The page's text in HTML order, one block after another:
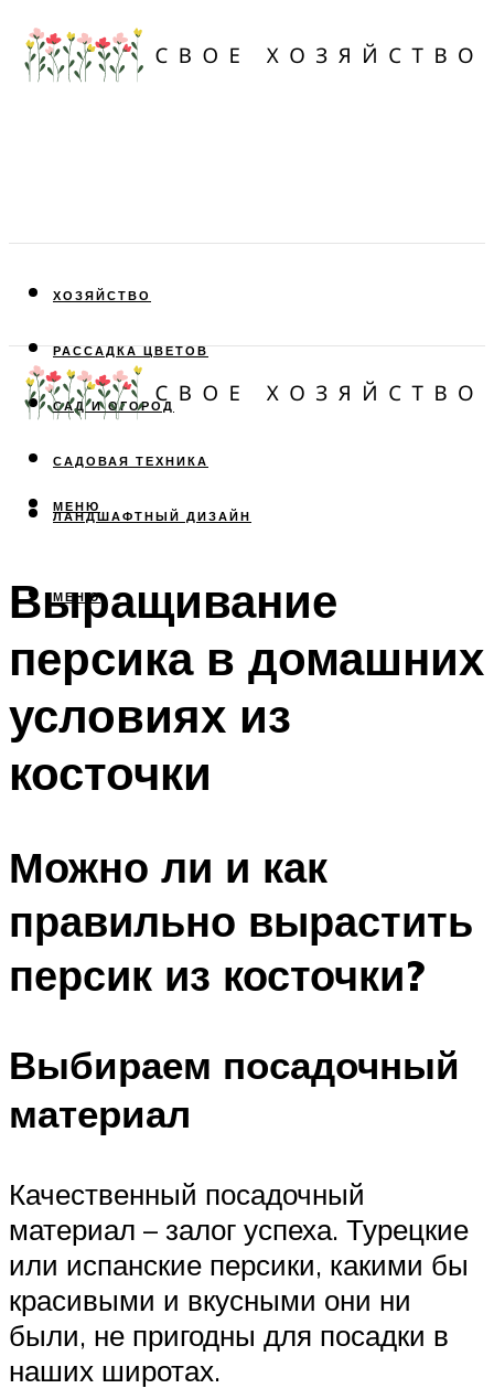
ХОЗЯЙСТВО
РАССАДКА ЦВЕТОВ
САД И ОГОРОД
САДОВАЯ ТЕХНИКА
ЛАНДШАФТНЫЙ ДИЗАЙН
МЕНЮ
МЕНЮ
Выращивание
персика в домашних
условиях из
косточки
Можно ли и как
правильно вырастить
персик из косточки?
Выбираем посадочный
материал
Качественный посадочный
материал – залог успеха. Турецкие
или испанские персики, какими бы
красивыми и вкусными они ни
были, не пригодны для посадки в
наших широтах.